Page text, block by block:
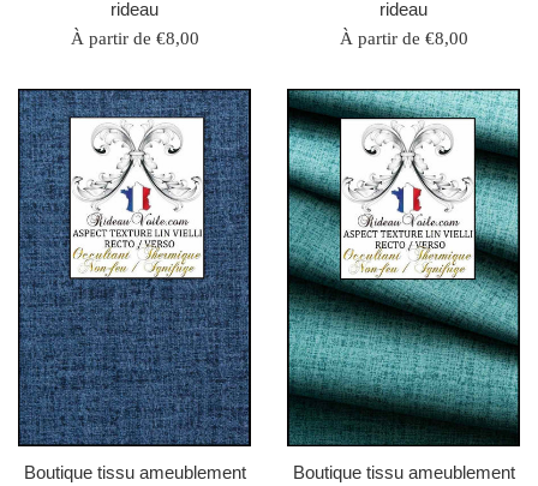
rideau
À partir de €8,00
rideau
À partir de €8,00
Boutique tissu ameublement
Boutique tissu ameublement